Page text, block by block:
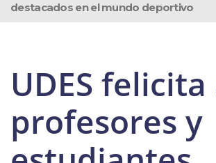
destacados en el mundo deportivo
UDES
profesores y